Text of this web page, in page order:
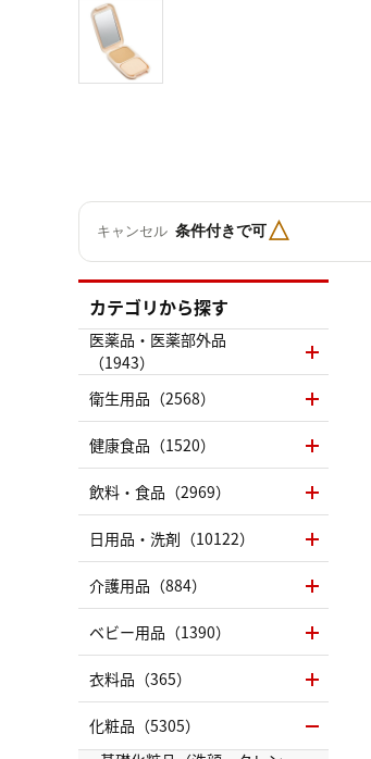
キャンセル 条件付きで可△
カテゴリから探す
医薬品・医薬部外品
（1943）
衛生用品（2568）
健康食品（1520）
飲料・食品（2969）
日用品・洗剤（10122）
介護用品（884）
ベビー用品（1390）
衣料品（365）
化粧品（5305）